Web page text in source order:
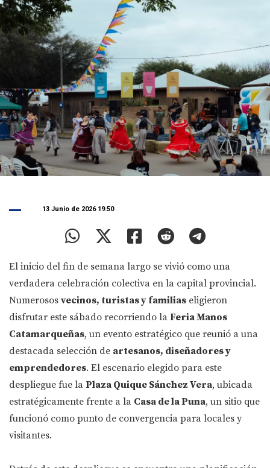
13 Junio de 2026 19.50
El inicio del fin de semana largo se vivió como una
verdadera celebración colectiva en la capital provincial.
Numerosos vecinos, turistas y familias eligieron
disfrutar este sábado recorriendo la Feria Manos
Catamarqueñas, un evento estratégico que reunió a una
destacada selección de artesanos, diseñadores y
emprendedores. El escenario elegido para este
despliegue fue la Plaza Quique Sánchez Vera, ubicada
estratégicamente frente a la Casa de la Puna, un sitio que
funcionó como punto de convergencia para locales y
visitantes.